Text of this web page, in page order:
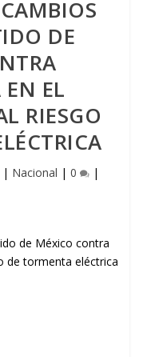
DE
EL
RIESGO
| Nacional | 0 |